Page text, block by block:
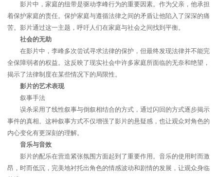
影片中，家庭的纽带是驱动李峰行为的重要因素。作为父亲，他承担
着保护家庭的责任。保护家庭与遵循法律之间的矛盾让他陷入了深深的痛
苦。影片通过这一主题，呼吁人们在家庭与社会之间找到平衡。
社会的无助
在影片中，李峰多次尝试寻求法律的保护，但最终发现法律并不能完
全保障弱者的权益。这反映了现实社会中许多家庭所面临的无奈和绝望，
揭示了法律制度在某些情况下的局限性。
影片的艺术表现
叙事手法
误杀采用了线性叙事与倒叙相结合的方式，通过闪回的方式逐步揭示
事件的真相。这种叙事方式不仅增强了影片的悬疑感，也让观众对角色的
内心变化有更深刻的理解。
音乐与音效
影片的配乐在营造紧张氛围方面起到了重要作用。音乐的使用时而激
昂，时而低沉，完美地衬托出角色的情感波动和剧情的发展，让观众身临